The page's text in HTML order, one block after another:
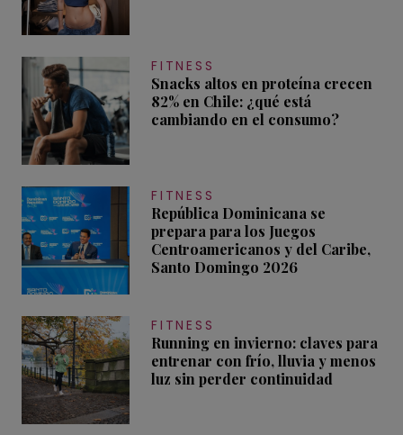
FITNESS
Snacks altos en proteína crecen
82% en Chile: ¿qué está
cambiando en el consumo?
FITNESS
República Dominicana se
prepara para los Juegos
Centroamericanos y del Caribe,
Santo Domingo 2026
FITNESS
Running en invierno: claves para
entrenar con frío, lluvia y menos
luz sin perder continuidad